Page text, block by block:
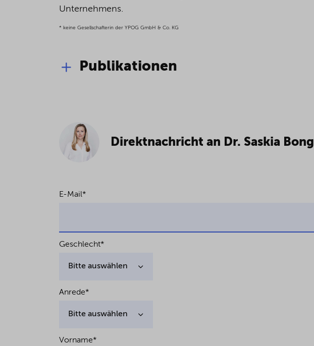
Unternehmens.
* keine Gesellschafterin der YPOG GmbH & Co. KG
Publikationen
Direktnachricht an Dr. Saskia Bong
E-Mail*
Geschlecht*
Anrede*
Vorname*